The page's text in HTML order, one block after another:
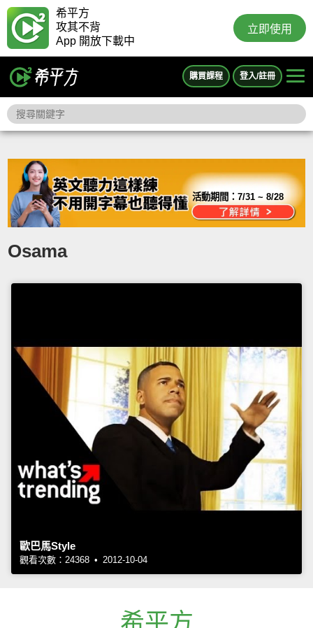
希平方
攻其不背
App 開放下載中
立即使用
購買課程 登入/註冊
活動期間：7/31 ~ 8/28
Osama
歐巴馬Style
觀看次數：24368 • 2012-10-04
希平方